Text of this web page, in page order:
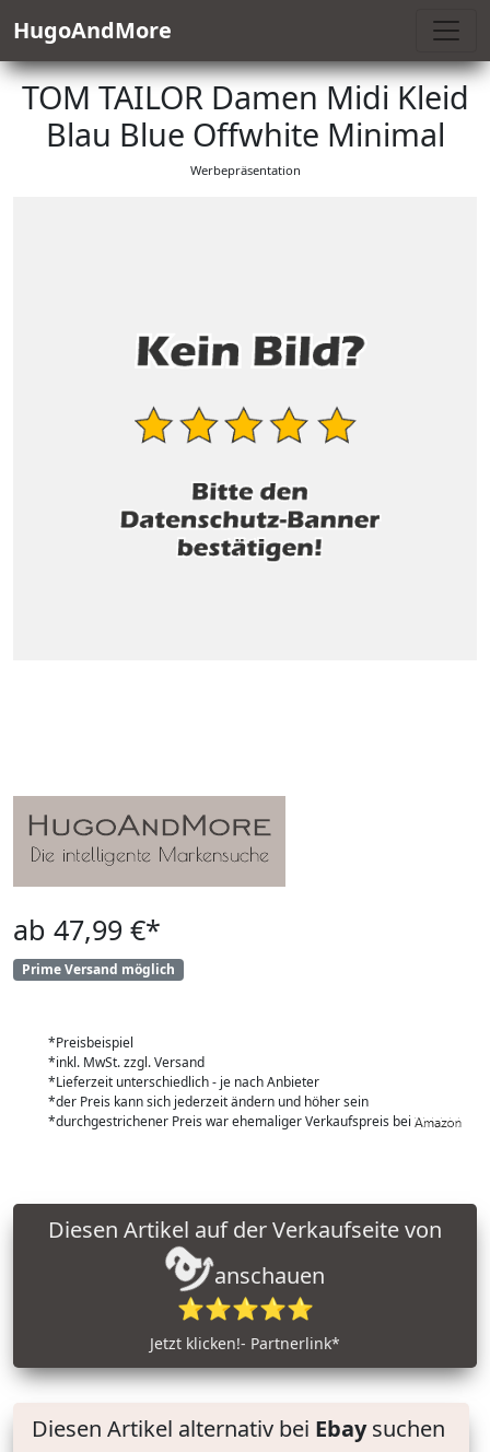
HugoAndMore
TOM TAILOR Damen Midi Kleid
Blau Blue Offwhite Minimal
Werbepräsentation
ab 47,99 €*
Prime Versand möglich
*Preisbeispiel
*inkl. MwSt. zzgl. Versand
*Lieferzeit unterschiedlich - je nach Anbieter
*der Preis kann sich jederzeit ändern und höher sein
*durchgestrichener Preis war ehemaliger Verkaufspreis bei
anschauen
⭐⭐⭐⭐⭐
Jetzt klicken!- Partnerlink*
Diesen Artikel alternativ bei Ebaysuchen